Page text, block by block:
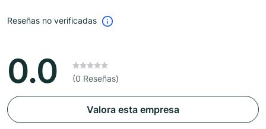
Reseñas no verificadas
0.0 (0 Reseñas)
Valora esta empresa